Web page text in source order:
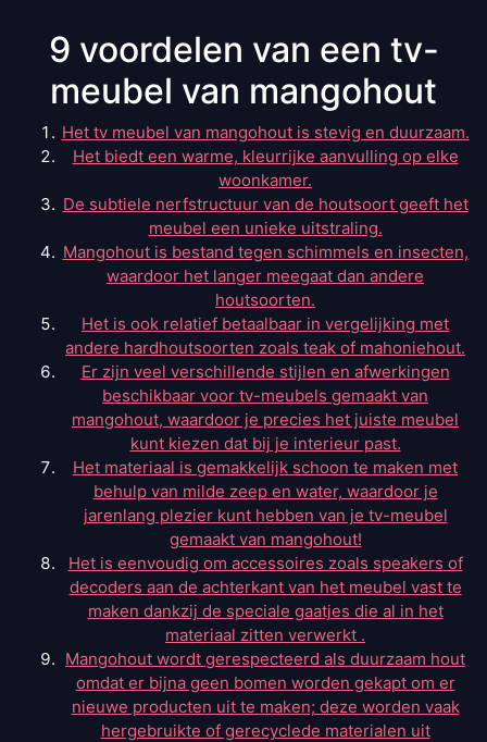
9 voordelen van een tv-
meubel van mangohout
Het tv meubel van mangohout is stevig en duurzaam.
Het biedt een warme, kleurrijke aanvulling op elke
woonkamer.
De subtiele nerfstructuur van de houtsoort geeft het
meubel een unieke uitstraling.
Mangohout is bestand tegen schimmels en insecten,
waardoor het langer meegaat dan andere
houtsoorten.
Het is ook relatief betaalbaar in vergelijking met
andere hardhoutsoorten zoals teak of mahoniehout.
Er zijn veel verschillende stijlen en afwerkingen
beschikbaar voor tv-meubels gemaakt van
mangohout, waardoor je precies het juiste meubel
kunt kiezen dat bij je interieur past.
Het materiaal is gemakkelijk schoon te maken met
behulp van milde zeep en water, waardoor je
jarenlang plezier kunt hebben van je tv-meubel
gemaakt van mangohout!
Het is eenvoudig om accessoires zoals speakers of
decoders aan de achterkant van het meubel vast te
maken dankzij de speciale gaatjes die al in het
materiaal zitten verwerkt .
Mangohout wordt gerespecteerd als duurzaam hout
omdat er bijna geen bomen worden gekapt om er
nieuwe producten uit te maken; deze worden vaak
hergebruikte of gerecyclede materialen uit